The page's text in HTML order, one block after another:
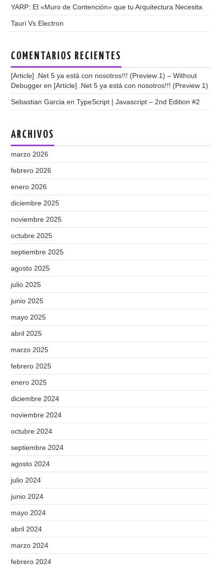
YARP: El «Muro de Contención» que tu Arquitectura Necesita
Tauri Vs Electron
COMENTARIOS RECIENTES
[Article] .Net 5 ya está con nosotros!!! (Preview 1) – Without
Debugger en [Article] .Net 5 ya está con nosotros!!! (Preview 1)
Sebastian Garcia enTypeScript | Javascript – 2nd Edition #2
ARCHIVOS
marzo 2026
febrero 2026
enero 2026
diciembre 2025
noviembre 2025
octubre 2025
septiembre 2025
agosto 2025
julio 2025
junio 2025
mayo 2025
abril 2025
marzo 2025
febrero 2025
enero 2025
diciembre 2024
noviembre 2024
octubre 2024
septiembre 2024
agosto 2024
julio 2024
junio 2024
mayo 2024
abril 2024
marzo 2024
febrero 2024